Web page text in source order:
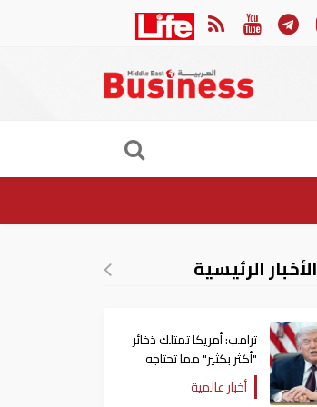
الأخبار الرئيسية
ترامب: أمريكا تمتلك ذخائر
"أكثر بكثير" مما تحتاجه
أخبار عالمية